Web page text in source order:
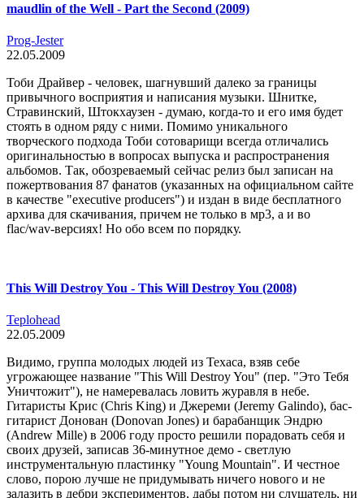
maudlin of the Well - Part the Second (2009)
Prog-Jester
22.05.2009
Тоби Драйвер - человек, шагнувший далеко за границы
привычного восприятия и написания музыки. Шнитке,
Стравинский, Штокхаузен - думаю, когда-то и его имя будет
стоять в одном ряду с ними. Помимо уникального
творческого подхода Тоби сотоварищи всегда отличались
оригинальностью в вопросах выпуска и распространения
альбомов. Так, обозреваемый сейчас релиз был записан на
пожертвования 87 фанатов (указанных на официальном сайте
в качестве "executive producers") и издан в виде бесплатного
архива для скачивания, причем не только в мр3, а и во
flac/wav-версиях! Но обо всем по порядку.
This Will Destroy You - This Will Destroy You (2008)
Teplohead
22.05.2009
Видимо, группа молодых людей из Техаса, взяв себе
угрожающее название "This Will Destroy You" (пер. "Это Тебя
Уничтожит"), не намеревалась ловить журавля в небе.
Гитаристы Крис (Chris King) и Джереми (Jeremy Galindo), бас-
гитарист Донован (Donovan Jones) и барабанщик Эндрю
(Andrew Mille) в 2006 году просто решили порадовать себя и
своих друзей, записав 36-минутное демо - светлую
инструментальную пластинку "Young Mountain". И честное
слово, порою лучше не придумывать ничего нового и не
залазить в дебри экспериментов, дабы потом ни слушатель, ни